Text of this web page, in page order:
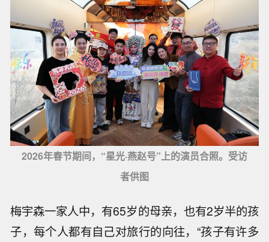
2026年春节期间，“星光·燕赵号”上的演员合照。受访
者供图
梅宇森一家人中，有65岁的母亲，也有2岁半的孩
子，每个人都有自己对旅行的向往，“孩子有许多